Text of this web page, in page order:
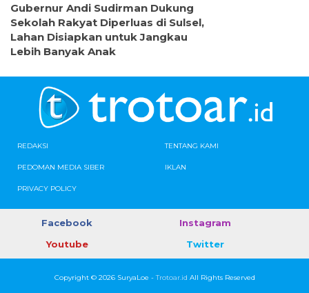
Gubernur Andi Sudirman Dukung
Sekolah Rakyat Diperluas di Sulsel,
Lahan Disiapkan untuk Jangkau
Lebih Banyak Anak
REDAKSI TENTANG KAMI
PEDOMAN MEDIA SIBER IKLAN
PRIVACY POLICY
Facebook
Instagram
Youtube
Twitter
Copyright © 2026 SuryaLoe -Trotoar.id All Rights Reserved